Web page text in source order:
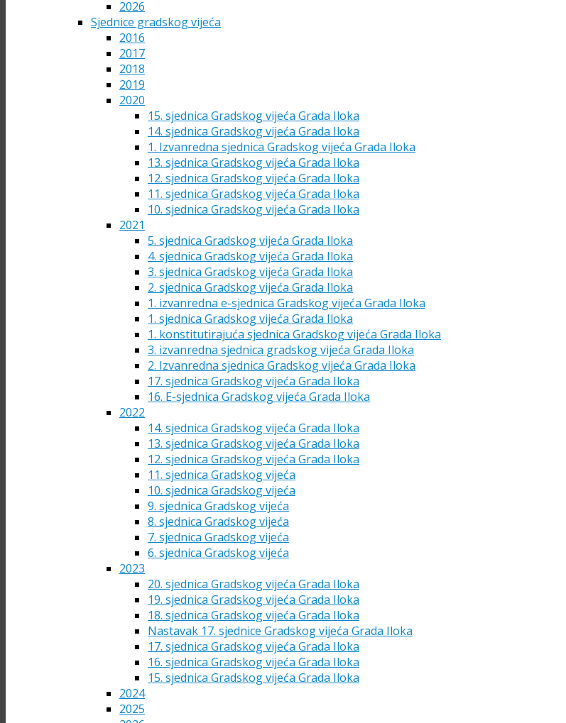
2026
Sjednice gradskog vijeća
2016
2017
2018
2019
2020
15. sjednica Gradskog vijeća Grada Iloka
14. sjednica Gradskog vijeća Grada Iloka
1. Izvanredna sjednica Gradskog vijeća Grada Iloka
13. sjednica Gradskog vijeća Grada Iloka
12. sjednica Gradskog vijeća Grada Iloka
11. sjednica Gradskog vijeća Grada Iloka
10. sjednica Gradskog vijeća Grada Iloka
2021
5. sjednica Gradskog vijeća Grada Iloka
4. sjednica Gradskog vijeća Grada Iloka
3. sjednica Gradskog vijeća Grada Iloka
2. sjednica Gradskog vijeća Grada Iloka
1. izvanredna e-sjednica Gradskog vijeća Grada Iloka
1. sjednica Gradskog vijeća Grada Iloka
1. konstitutirajuća sjednica Gradskog vijeća Grada Iloka
3. izvanredna sjednica gradskog vijeća Grada Iloka
2. Izvanredna sjednica Gradskog vijeća Grada Iloka
17. sjednica Gradskog vijeća Grada Iloka
16. E-sjednica Gradskog vijeća Grada Iloka
2022
14. sjednica Gradskog vijeća Grada Iloka
13. sjednica Gradskog vijeća Grada Iloka
12. sjednica Gradskog vijeća Grada Iloka
11. sjednica Gradskog vijeća
10. sjednica Gradskog vijeća
9. sjednica Gradskog vijeća
8. sjednica Gradskog vijeća
7. sjednica Gradskog vijeća
6. sjednica Gradskog vijeća
2023
20. sjednica Gradskog vijeća Grada Iloka
19. sjednica Gradskog vijeća Grada Iloka
18. sjednica Gradskog vijeća Grada Iloka
Nastavak 17. sjednice Gradskog vijeća Grada Iloka
17. sjednica Gradskog vijeća Grada Iloka
16. sjednica Gradskog vijeća Grada Iloka
15. sjednica Gradskog vijeća Grada Iloka
2024
2025